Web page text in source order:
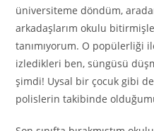
üniversiteme döndüm,
arkadaşlarım okulu
tanımıyorum. O popülerliği
izledikleri ben, süngüsü
şimdi! Uysal bir çocuk gibi
polislerin takibinde